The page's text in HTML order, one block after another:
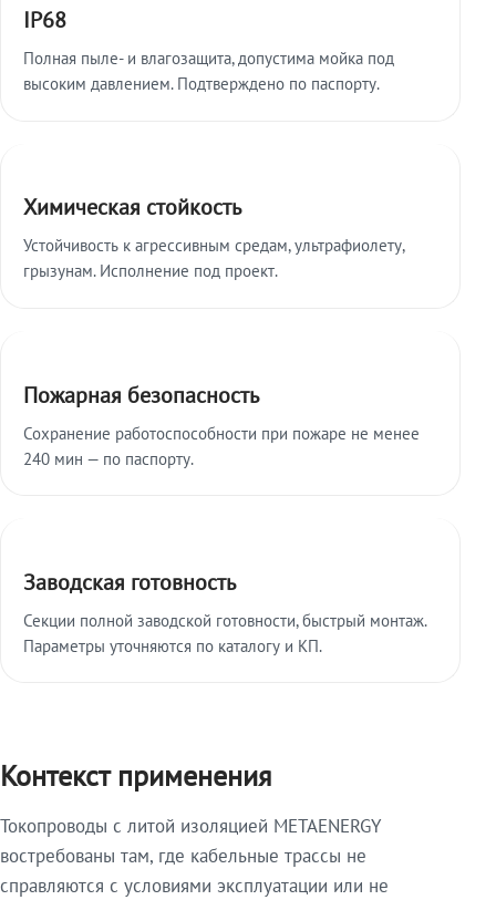
IP68
Полная пыле- и влагозащита, допустима мойка под
высоким давлением. Подтверждено по паспорту.
Химическая стойкость
Устойчивость к агрессивным средам, ультрафиолету,
грызунам. Исполнение под проект.
Пожарная безопасность
Сохранение работоспособности при пожаре не менее
240 мин — по паспорту.
Заводская готовность
Секции полной заводской готовности, быстрый монтаж.
Параметры уточняются по каталогу и КП.
Контекст применения
Токопроводы с литой изоляцией METAENERGY
востребованы там, где кабельные трассы не
справляются с условиями эксплуатации или не